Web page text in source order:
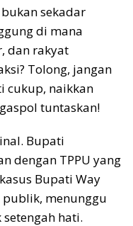
sekadar
di mana
dan rakyat
Tolong, jangan
cukup, naikkan
tuntaskan!
Bupati
dengan TPPU yang
Bupati Way
menunggu
hati.